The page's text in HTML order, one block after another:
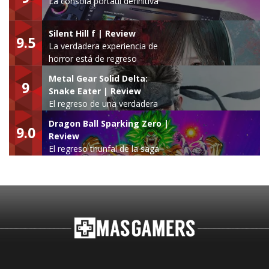
9.5
Silent Hill f | Review
La verdadera experiencia de
horror está de regreso
9
Metal Gear Solid Delta:
Snake Eater | Review
El regreso de una verdadera
leyenda
9.0
Dragon Ball Sparking Zero |
Review
El regreso triunfal de la saga